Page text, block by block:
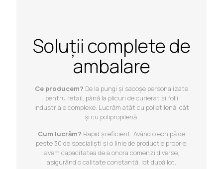
Soluții complete de
ambalare
Ce producem? De la pungi și sacoșe personalizate
pentru retail, până la plicuri de curierat și folii
industriale complexe. Lucrăm atât cu polietilenă, cât
și cu polipropilenă.
Cum lucrăm? Rapid și eficient. Având o echipă de
peste 30 de specialiști și o linie de producție proprie,
avem capacitatea de a onora comenzi diverse,
asigurând o calitate constantă, lot după lot.